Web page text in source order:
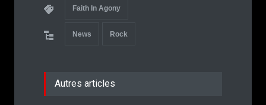
Faith In Agony
News Rock
Autres articles